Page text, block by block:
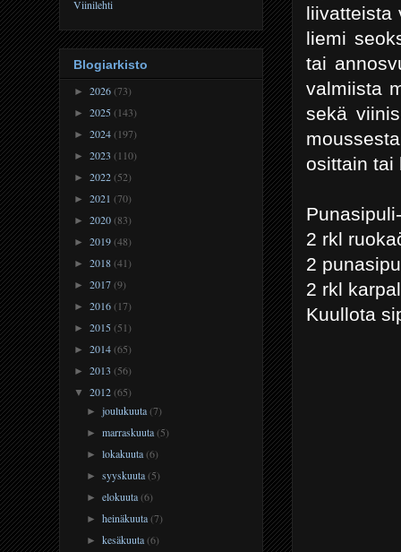
liivatteista
liemi
tai
valmiista
sekä
osittain tai
2 rkl
2
2 rkl
Kuullota
Viinilehti
Blogiarkisto
► 2026(73)
► 2025(143)
► 2024(197)
► 2023 (110)
► 2022(52)
► 2021 (70)
► 2020(83)
► 2019(48)
► 2018(41)
► 2017(9)
► 2016(17)
► 2015(51)
► 2014(65)
► 2013 (56)
▼ 2012(65)
►joulukuuta(7)
►marraskuuta(5)
►lokakuuta(6)
►syyskuuta(5)
►elokuuta(6)
►heinäkuuta(7)
►kesäkuuta(6)